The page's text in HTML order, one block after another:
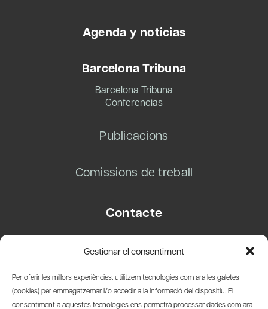
Gestionar el consentiment
Per oferir les millors experiències, utilitzem tecnologies com ara les galetes
(cookies) per emmagatzemar i/o accedir a la informació del dispositiu. El
consentiment a aquestes tecnologies ens permetrà processar dades com ara
Agenda y noticias
Barcelona Tribuna
Barcelona Tribuna
Conferencias
Publicacions
Comissions de treball
Contacte
08003 Barcelona
info@amicsdelpais.com